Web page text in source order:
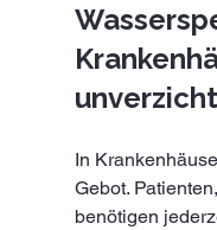
In
Gebot.
benötigen